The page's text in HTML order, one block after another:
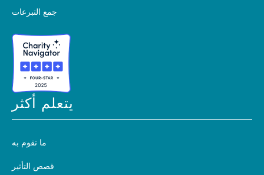
جمع التبرعات
يتعلم أكثر
ما نقوم به
قصص التأثير